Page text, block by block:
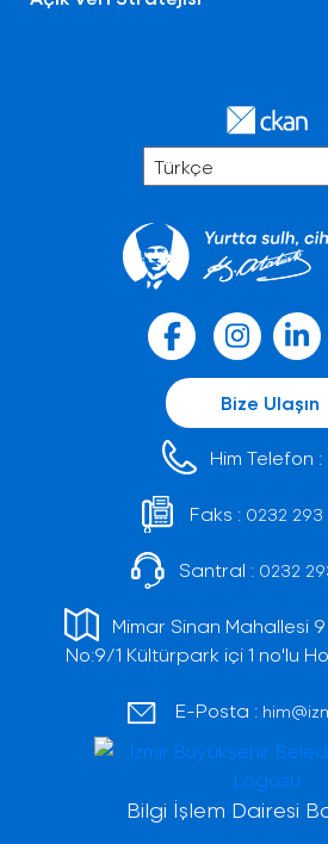
Bize Ulaşın
Him Telefon :
Faks : 0232
Santral : 0232
Mimar Sinan Mahallesi
No:9/1 Kültürpark içi 1 no'lu
E-Posta :
Bilgi İşlem Dairesi